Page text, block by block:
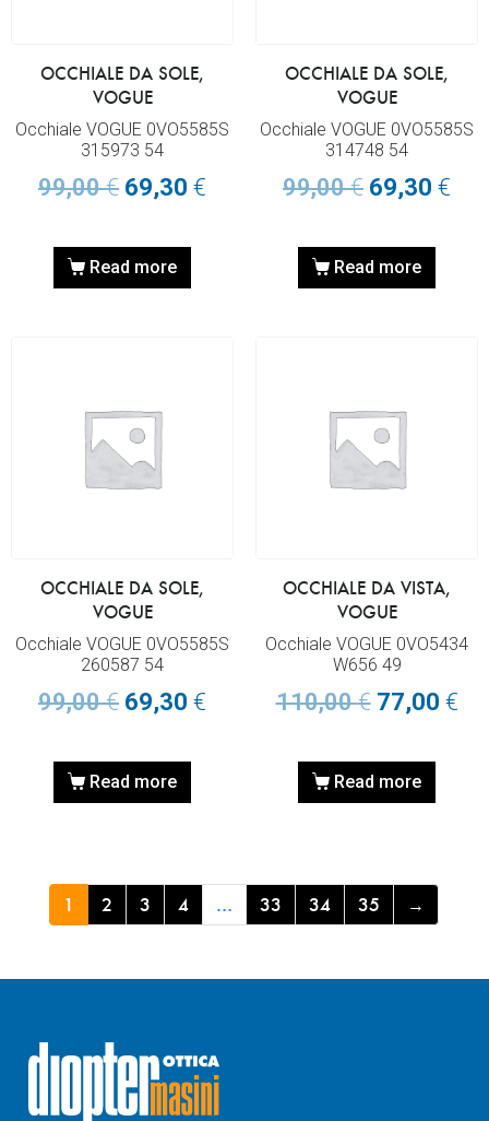
OCCHIALE DA SOLE,
VOGUE
Occhiale VOGUE 0VO5585S
315973 54
99,00€ 69,30 €
Read more
OCCHIALE DA SOLE,
VOGUE
Occhiale VOGUE 0VO5585S
314748 54
99,00€ 69,30 €
Read more
OCCHIALE DA SOLE,
VOGUE
Occhiale VOGUE 0VO5585S
260587 54
99,00€ 69,30 €
Read more
OCCHIALE DA VISTA,
VOGUE
Occhiale VOGUE 0VO5434
W656 49
110,00€ 77,00 €
Read more
1 2 3 4 … 33 34 35 →